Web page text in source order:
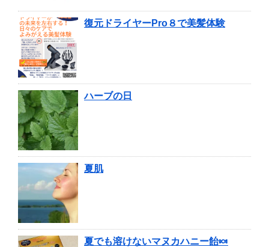
復元ドライヤーPro８で美髪体験
ハーブの日
夏肌
夏でも溶けないマヌカハニー飴🍬